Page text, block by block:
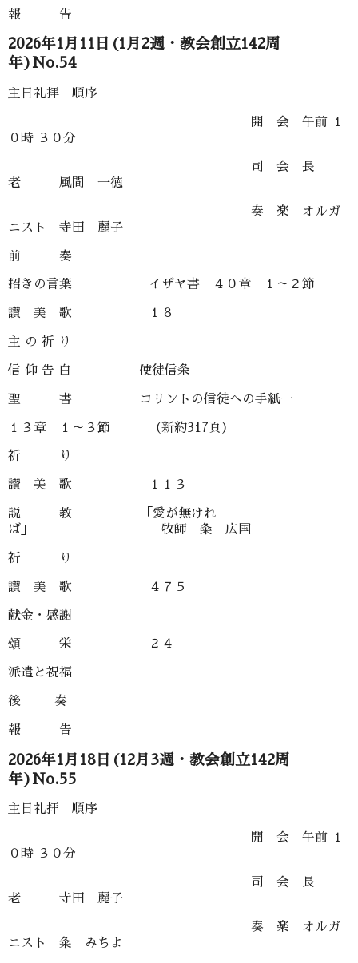
報 告
2026年1月11日(1月2週・教会創立142周
年)No.54
主日礼拝 順序
開 会 午前 １
０時 ３０分
司 会 長
老 風間 一徳
奏 楽 オルガ
ニスト 寺田 麗子
前 奏
招きの言葉 イザヤ書 ４０章 １～２節
讃 美 歌 １８
主 の 祈 り
信 仰 告 白 使徒信条
聖 書 コリントの信徒への手紙一
１３章 １～３節 （新約317頁）
祈 り
讃 美 歌 １１３
説 教 「愛が無けれ
ば」 牧師 粂 広国
祈 り
讃 美 歌 ４７５
献金・感謝
頌 栄 ２４
派遣と祝福
後 奏
報 告
2026年1月18日(12月3週・教会創立142周
年)No.55
主日礼拝 順序
開 会 午前 １
０時 ３０分
司 会 長
老 寺田 麗子
奏 楽 オルガ
ニスト 粂 みちよ